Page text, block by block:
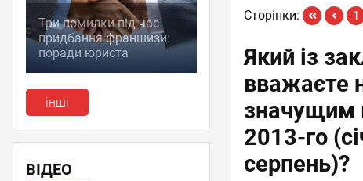
Три помилки під час
придбання франшизи:
поради юриста
інші
ВІДЕО
Сторінки: 1
Який із
вважаєте
значущим
2013-го
серпень)?